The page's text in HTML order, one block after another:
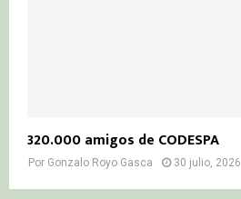
320.000 amigos de CODESPA
Por Gonzalo Royo Gasca 30 julio, 2026